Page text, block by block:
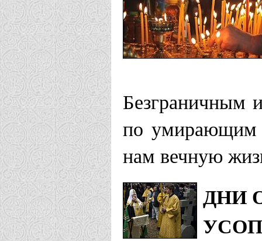
Безграничным
по умирающим
нам вечную
ДНИ